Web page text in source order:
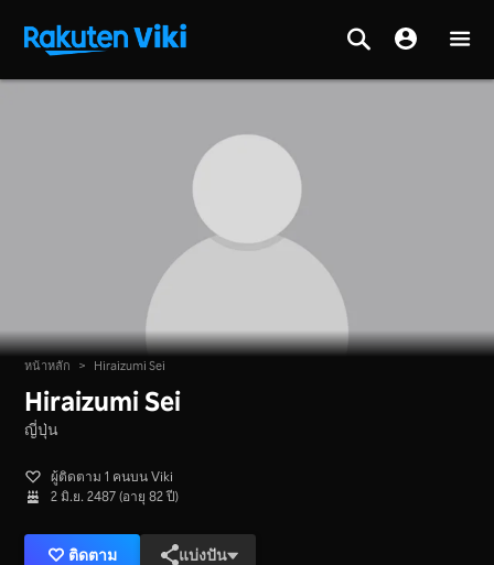
หน้าหลัก > Hiraizumi Sei
Hiraizumi Sei
ญี่ปุ่น
ผู้ติดตาม 1 คนบน Viki
2 มิ.ย. 2487 (อายุ 82 ปี)
ติดตาม แบ่งปัน